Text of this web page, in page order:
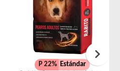
P 22% Estándar